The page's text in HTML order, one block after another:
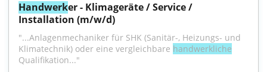
Handwerker - Klimageräte / Service /
Installation (m/w/d)
"...Anlagenmechaniker für SHK (Sanitär-, Heizungs- und
Klimatechnik) oder eine vergleichbare handwerkliche
Qualifikation..."